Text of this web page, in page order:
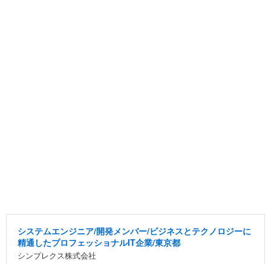
システムエンジニア/開発メンバー/ビジネスとテクノロジーに
精通したプロフェッショナルIT企業/東京都
シンプレクス株式会社